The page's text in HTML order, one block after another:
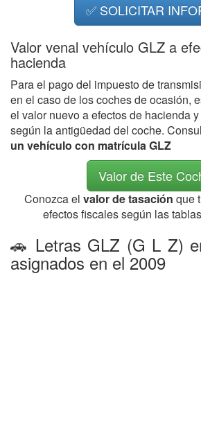
✅ SOLICITAR
Valor venal vehículo GLZ a
hacienda
Para el pago del impuesto de
en el caso de los coches de ocasión,
el valor nuevo a efectos de hacienda
según la antigüedad del coche.
un vehículo con matrícula GLZ
Valor de Este
Conozca el valor de tasación que
efectos fiscales según las
🚗 Letras GLZ (G L Z)
asignados en el 2009